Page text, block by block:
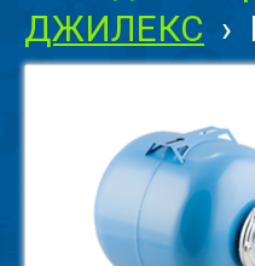
ДЖИЛЕКС ›